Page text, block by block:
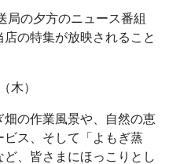
局の夕方のニュース番組
の特集が放映されること
木）
の作業風景や、自然の恵
ス、そして「よもぎ蒸
、皆さまにほっこりとし